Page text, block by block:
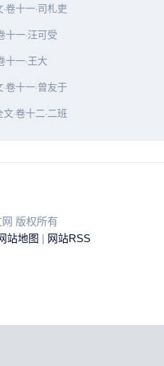
卷十一·司札吏
十一·汪可受
十一·王大
卷十一·曾友于
·卷十二·二班
版权所有
站地图 | 网站RSS